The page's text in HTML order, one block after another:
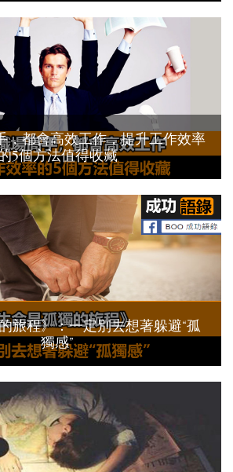
，都會高效工作，提升工作效率
5個方法值得收藏
旅程》：一定別去想著躲避“孤
獨感”